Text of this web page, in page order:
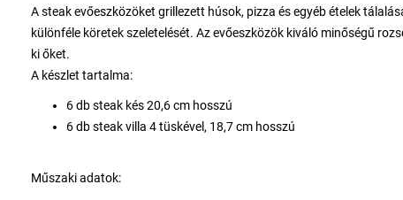
A steak evőeszközöket grillezett húsok, pizza és egyéb ételek
különféle köretek szeletelését. Az evőeszközök kiváló minőségű
ki őket.
A készlet tartalma:
6 db steak kés 20,6 cm hosszú
6 db steak villa 4 tüskével, 18,7 cm hosszú
Műszaki adatok: